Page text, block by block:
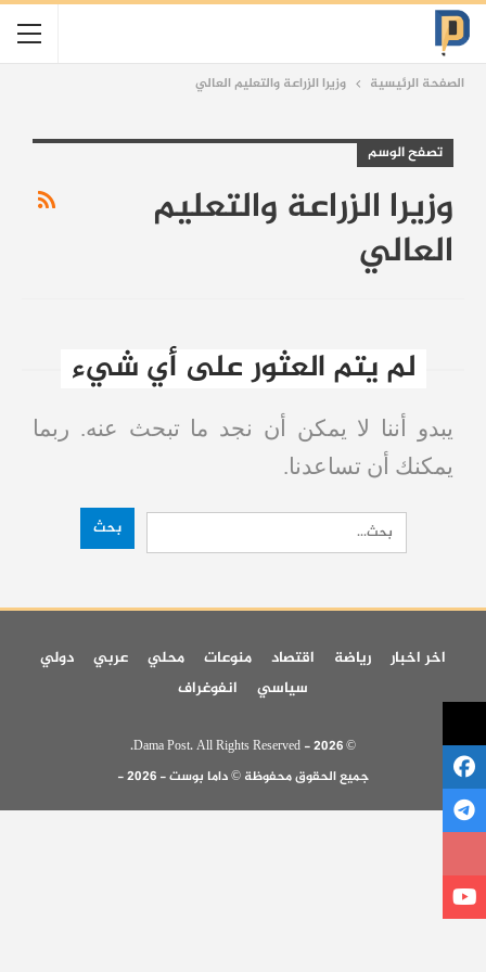
الصفحة الرئيسية وزيرا الزراعة والتعليم العالي
تصفح الوسم
وزيرا الزراعة والتعليم
العالي
لم يتم العثور على أي شيء
يبدو أننا لا يمكن أن نجد ما تبحث عنه. ربما
يمكنك أن تساعدنا.
اخر اخبار رياضة اقتصاد منوعات محلي عربي
دولي
سياسي
انفوغراف
© 2026 - Dama Post. All Rights Reserved.
جميع الحقوق محفوظة © داما بوست - 2026 -